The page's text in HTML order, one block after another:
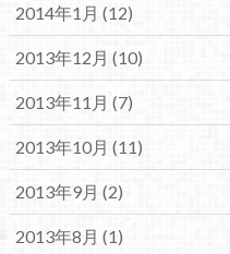
2014年1月 (12)
2013年12月 (10)
2013年11月 (7)
2013年10月 (11)
2013年9月 (2)
2013年8月 (1)